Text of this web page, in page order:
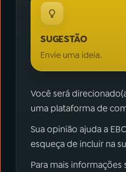
SUGESTÃO
Envie uma ideia.
Você será
uma plataforma de
Sua opinião ajuda a
esqueça de incluir na
Para mais informações